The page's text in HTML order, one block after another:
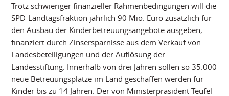
Trotz schwieriger finanzieller Rahmenbedingungen will die
SPD-Landtagsfraktion jährlich 90 Mio. Euro zusätzlich für
den Ausbau der Kinderbetreuungsangebote ausgeben,
finanziert durch Zinsersparnisse aus dem Verkauf von
Landesbeteiligungen und der Auflösung der
Landesstiftung. Innerhalb von drei Jahren sollen so 35.000
neue Betreuungsplätze im Land geschaffen werden für
Kinder bis zu 14 Jahren. Der von Ministerpräsident Teufel